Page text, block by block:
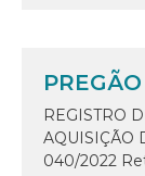
REGISTRO
AQUISIÇÃO
040/2022